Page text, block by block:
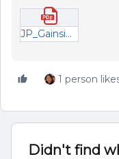
JP_Gainsight FY26 Q4 Release Deck.pdf
1 person
Didn't find